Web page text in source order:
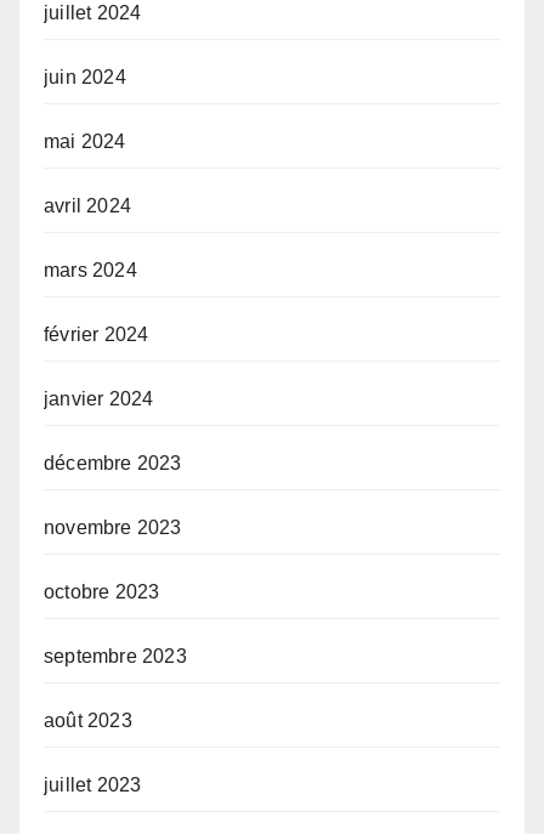
juillet 2024
juin 2024
mai 2024
avril 2024
mars 2024
février 2024
janvier 2024
décembre 2023
novembre 2023
octobre 2023
septembre 2023
août 2023
juillet 2023